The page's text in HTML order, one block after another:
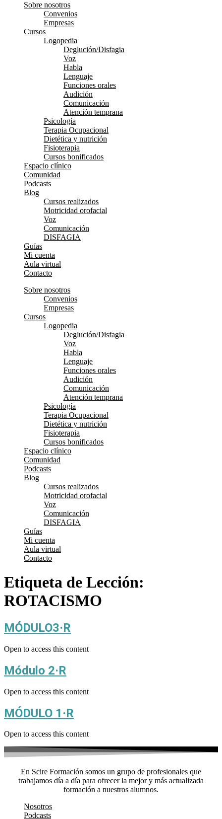
Sobre nosotros
Convenios
Empresas
Cursos
Logopedia
Deglución/Disfagia
Voz
Habla
Lenguaje
Funciones orales
Audición
Comunicación
Atención temprana
Psicología
Terapia Ocupacional
Dietética y nutrición
Fisioterapia
Cursos bonificados
Espacio clínico
Comunidad
Podcasts
Blog
Cursos realizados
Motricidad orofacial
Voz
Comunicación
DISFAGIA
Guías
Mi cuenta
Aula virtual
Contacto
Sobre nosotros
Convenios
Empresas
Cursos
Logopedia
Deglución/Disfagia
Voz
Habla
Lenguaje
Funciones orales
Audición
Comunicación
Atención temprana
Psicología
Terapia Ocupacional
Dietética y nutrición
Fisioterapia
Cursos bonificados
Espacio clínico
Comunidad
Podcasts
Blog
Cursos realizados
Motricidad orofacial
Voz
Comunicación
DISFAGIA
Guías
Mi cuenta
Aula virtual
Contacto
Etiqueta de Lección:
ROTACISMO
MÓDULO3·R
Open to access this content
Módulo 2·R
Open to access this content
MÓDULO 1·R
Open to access this content
En Scire Formación somos un grupo de profesionales que
trabajamos día a día para ofrecer la mejor y más actualizada
formación a nuestros alumnos.
Nosotros
Podcasts